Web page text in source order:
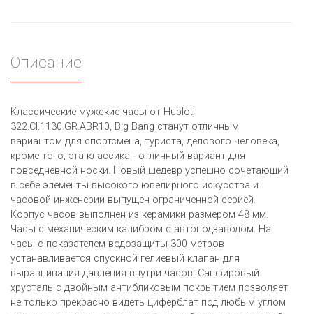
Описание
Классические мужские часы от Hublot,
322.CI.1130.GR.ABR10, Big Bang станут отличным
вариантом для спортсмена, туриста, делового человека,
кроме того, эта классика - отличный вариант для
повседневной носки. Новый шедевр успешно сочетающий
в себе элементы высокого ювелирного искусства и
часовой инженерии выпущен ограниченной серией.
Корпус часов выполнен из керамики размером 48 мм.
Часы с механическим калибром с автоподзаводом. На
часы с показателем водозащиты 300 метров
устанавливается спускной гелиевый клапан для
выравнивания давления внутри часов. Сапфировый
хрусталь с двойным антибликовым покрытием позволяет
не только прекрасно видеть циферблат под любым углом